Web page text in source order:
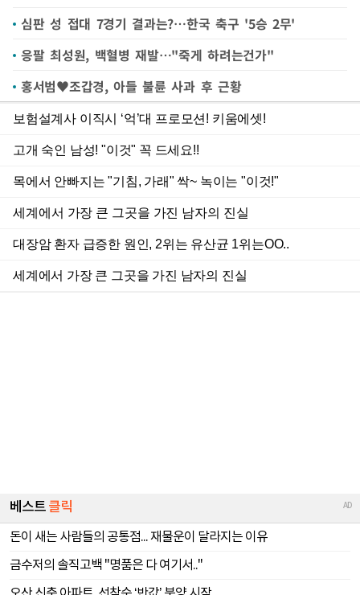
심판 성 접대 7경기 결과는?…한국 축구 '5승 2무'
응팔 최성원, 백혈병 재발…"죽게 하려는건가"
홍서범♥조갑경, 아들 불륜 사과 후 근황